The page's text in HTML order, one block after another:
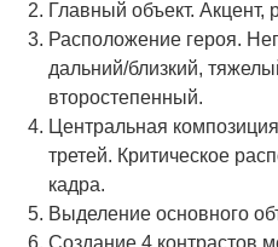
Главный объект. Акцент,
Расположение героя.
дальний/близкий,
второстепенный.
Центральная
третей. Критическое
кадра.
Выделение основного
Создание 4 контрастов